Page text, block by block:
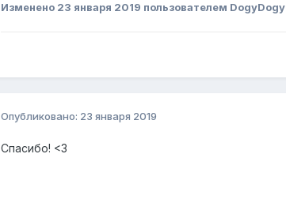
Изменено 23 января 2019 пользователем DogyDogy
Опубликовано: 23 января 2019
Спасибо! <3